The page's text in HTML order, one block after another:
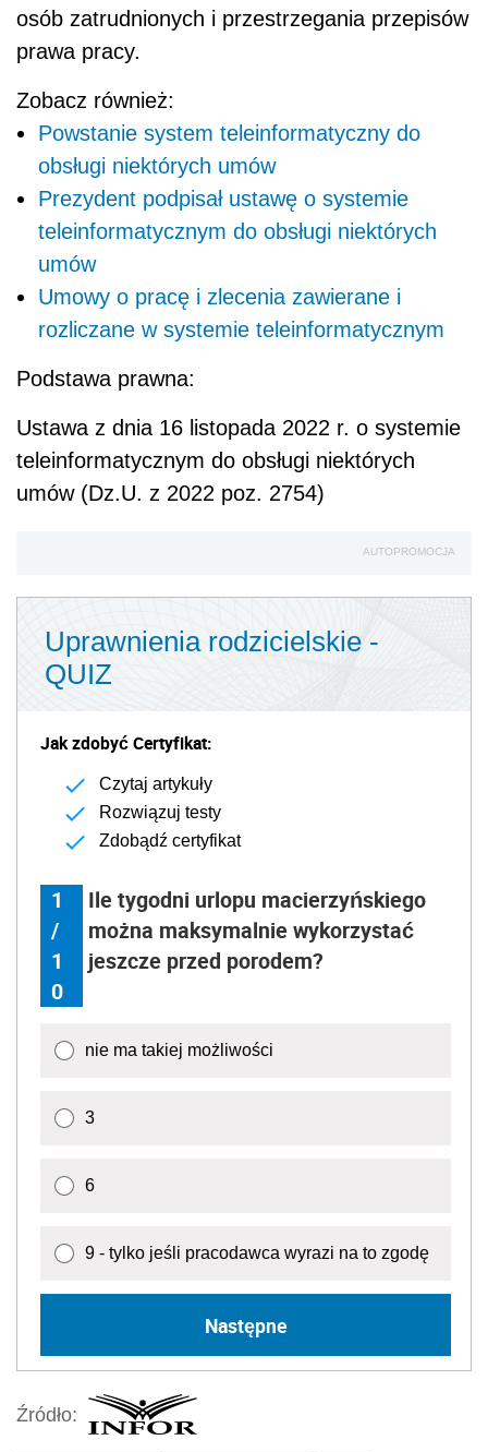
osób zatrudnionych i przestrzegania przepisów
prawa pracy.
Zobacz również:
Powstanie system teleinformatyczny do
obsługi niektórych umów
Prezydent podpisał ustawę o systemie
teleinformatycznym do obsługi niektórych
umów
Umowy o pracę i zlecenia zawierane i
rozliczane w systemie teleinformatycznym
Podstawa prawna:
Ustawa z dnia 16 listopada 2022 r. o systemie
teleinformatycznym do obsługi niektórych
umów (Dz.U. z 2022 poz. 2754)
AUTOPROMOCJA
Uprawnienia rodzicielskie -
QUIZ
Jak zdobyć Certyfikat:
Czytaj artykuły
Rozwiązuj testy
Zdobądź certyfikat
1
/
1
0
Ile tygodni urlopu macierzyńskiego
można maksymalnie wykorzystać
jeszcze przed porodem?
nie ma takiej możliwości
3
6
9 - tylko jeśli pracodawca wyrazi na to zgodę
Następne
Źródło: